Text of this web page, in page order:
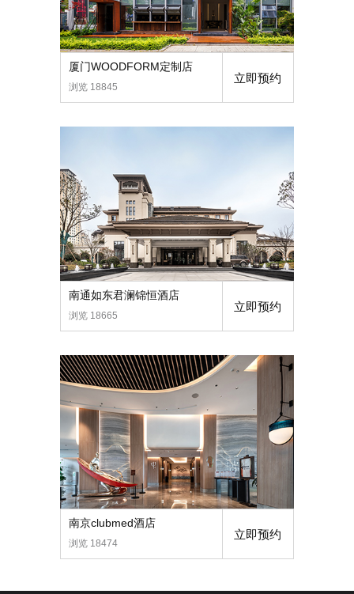
厦门WOODFORM定制店
浏览 18845
立即预约
南通如东君澜锦恒酒店
浏览 18665
立即预约
南京clubmed酒店
浏览 18474
立即预约